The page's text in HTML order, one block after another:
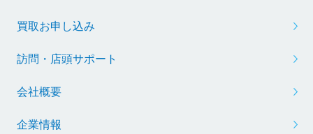
買取お申し込み
訪問・店頭サポート
会社概要
企業情報